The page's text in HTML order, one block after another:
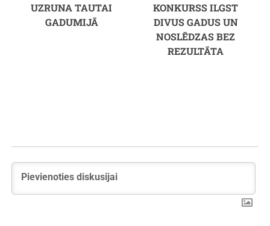
UZRUNA TAUTAI
GADUMIJĀ
KONKURSS ILGST
DIVUS GADUS UN
NOSLĒDZAS BEZ
REZULTĀTA